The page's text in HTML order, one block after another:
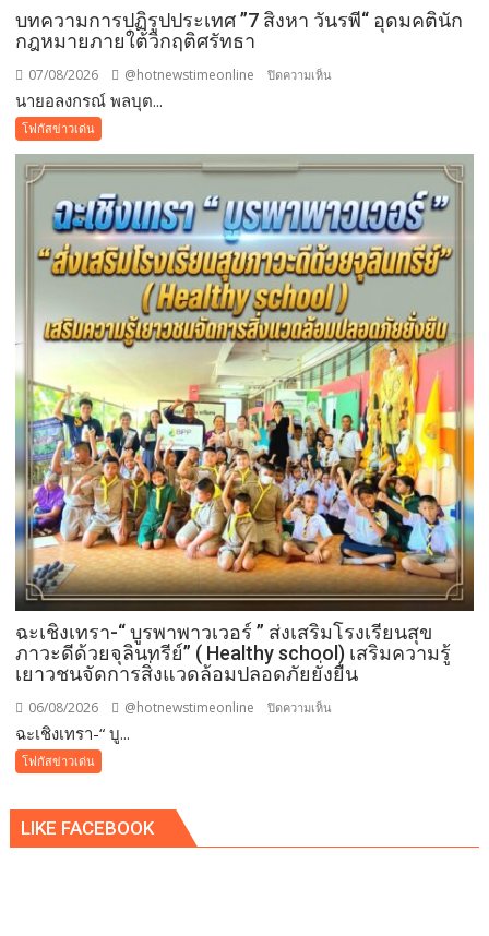
บทความการปฏิรูปประเทศ ”7 สิงหา วันรพี“ อุดมคตินัก
กฎหมายภายใต้วิกฤติศรัทธา
07/08/2026 @hotnewstimeonline ปิดความเห็น
ประเทศ
สิง
หา
วัน
รพี“
อุดมคติ
นัก
กฎหมาย
ภาย
ใต้
วิกฤติ
ศรัทธา
นายอลงกรณ์ พลบุต...
โฟกัสข่าวเด่น
ฉะเชิงเทรา-​“ บูรพาพาวเวอร์ ” ส่งเสริมโรงเรียนสุข
ภาวะดีด้วยจุลินทรีย์” ( Healthy school) เสริมความรู้
เยาวชนจัดการสิ่งแวดล้อมปลอดภัยยั่งยืน
06/08/2026 @hotnewstimeonline ปิดความเห็น
ว
ฉะเชิงเทรา-​“ บู...
โฟกัสข่าวเด่น
LIKE FACEBOOK